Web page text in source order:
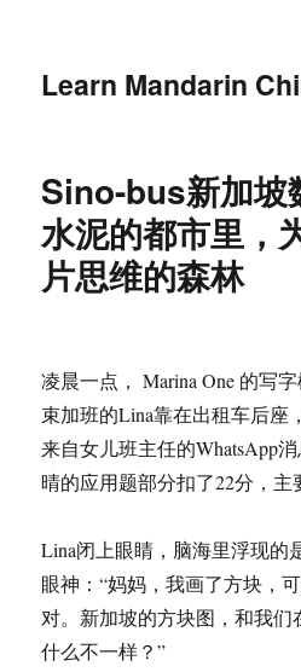
Learn Mandarin
Sino-bus新加坡
水泥的都市里，
片思维的森林
凌晨一点， Marina One 的写
束加班的Lina靠在出租车后座
来自女儿班主任的WhatsApp
晴的应用题部分扣了22分，
Lina闭上眼睛，脑海里浮现的
眼神：“妈妈，我画了方块，
对。新加坡的方块图，和我
什么不一样？”